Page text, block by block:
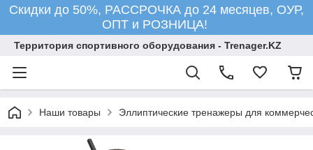
Скидки до 50%, РАССРОЧКА до 24 месяцев, ОУР,
ОПТ и РОЗНИЦА!
Территория спортивного оборудования - Trenager.KZ
Наши товары Эллиптические тренажеры для